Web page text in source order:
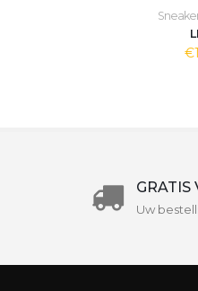
GRATIS
Uw